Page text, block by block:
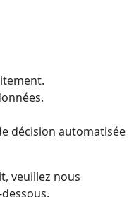
décision automatisée
veuillez nous